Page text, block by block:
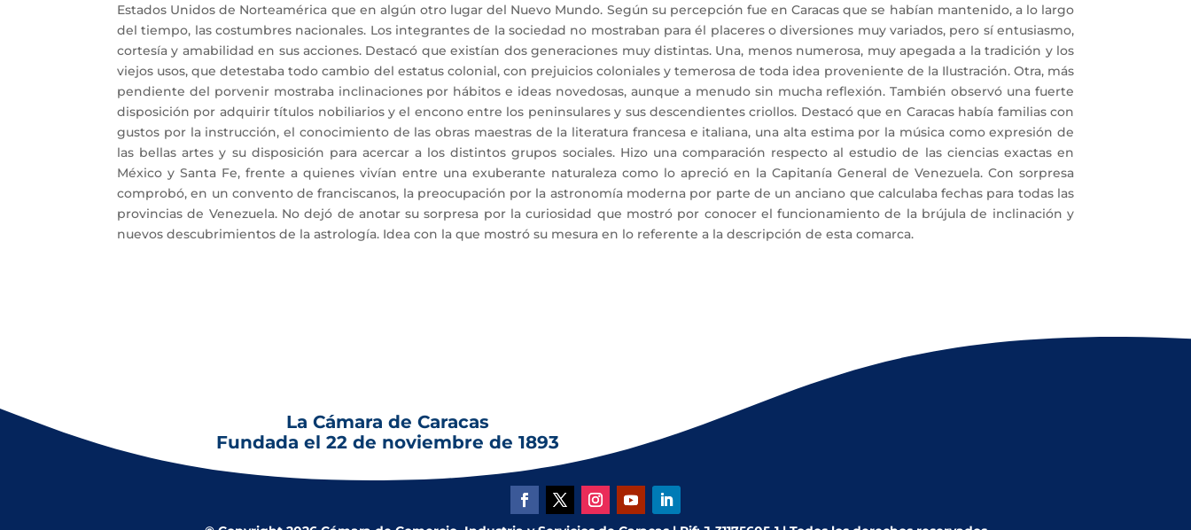
Estados Unidos de Norteamérica que en algún otro lugar del Nuevo Mundo. Según su percepción fue en Caracas que se habían mantenido, a lo largo
del tiempo, las costumbres nacionales. Los integrantes de la sociedad no mostraban para él placeres o diversiones muy variados, pero sí entusiasmo,
cortesía y amabilidad en sus acciones. Destacó que existían dos generaciones muy distintas. Una, menos numerosa, muy apegada a la tradición y los
viejos usos, que detestaba todo cambio del estatus colonial, con prejuicios coloniales y temerosa de toda idea proveniente de la Ilustración. Otra, más
pendiente del porvenir mostraba inclinaciones por hábitos e ideas novedosas, aunque a menudo sin mucha reflexión. También observó una fuerte
disposición por adquirir títulos nobiliarios y el encono entre los peninsulares y sus descendientes criollos. Destacó que en Caracas había familias con
gustos por la instrucción, el conocimiento de las obras maestras de la literatura francesa e italiana, una alta estima por la música como expresión de
las bellas artes y su disposición para acercar a los distintos grupos sociales. Hizo una comparación respecto al estudio de las ciencias exactas en
México y Santa Fe, frente a quienes vivían entre una exuberante naturaleza como lo apreció en la Capitanía General de Venezuela. Con sorpresa
comprobó, en un convento de franciscanos, la preocupación por la astronomía moderna por parte de un anciano que calculaba fechas para todas las
provincias de Venezuela. No dejó de anotar su sorpresa por la curiosidad que mostró por conocer el funcionamiento de la brújula de inclinación y
nuevos descubrimientos de la astrología. Idea con la que mostró su mesura en lo referente a la descripción de esta comarca.
La Cámara de Caracas
Fundada el 22 de noviembre de 1893